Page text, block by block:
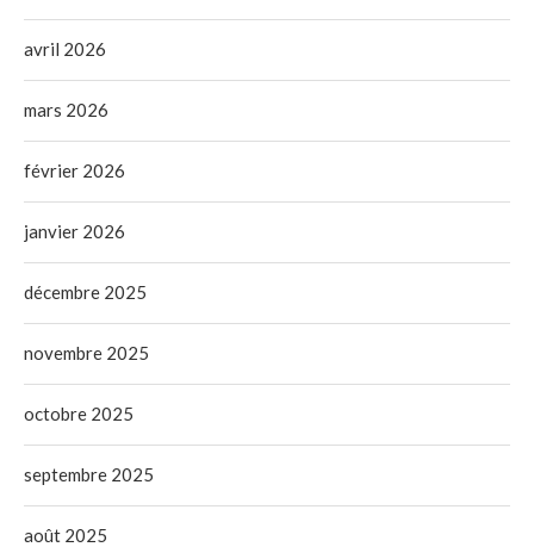
avril 2026
mars 2026
février 2026
janvier 2026
décembre 2025
novembre 2025
octobre 2025
septembre 2025
août 2025